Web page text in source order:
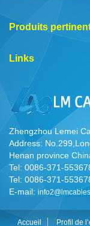
Produits
Links
Zhengzhou Lemei
Address:
Henan province
Tel: 0086-371-
Tel: 0086-371-
E-mail:
Accueil Profil de